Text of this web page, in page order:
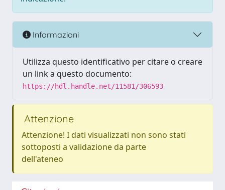
Informazioni
Utilizza questo identificativo per citare o creare
un link a questo documento:
https://hdl.handle.net/11581/306593
Attenzione
Attenzione! I dati visualizzati non sono stati
sottoposti a validazione da parte
dell'ateneo